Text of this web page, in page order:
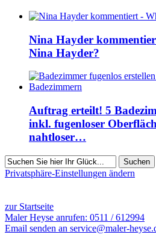
Nina Hayder
Nina Hayder?
Auftrag erteilt! 5
inkl. fugenloser
nahtloser…
Suchen
Privatsphäre-Einstellungen ändern
zur Startseite
Maler Heyse anrufen: 0511 / 612994
Email senden an service@maler-